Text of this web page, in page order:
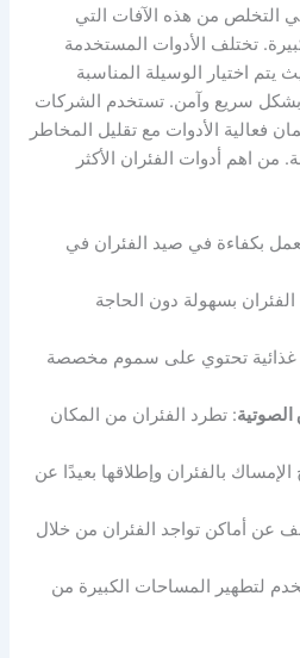
التخلص من هذه الآفات التي
تختلف الأدوات المستخدمة
يتم اختيار الوسيلة المناسبة
بشكل سريع وآمن. تستخدم الشركات
فعالية الأدوات مع تقليل المخاطر
من اهم أدوات الفئران الأكثر
بكفاءة في صيد الفئران في
بسهولة دون الحاجة
غذائية تحتوي على سموم مخصصة
: تطرد الفئران من المكان
الإمساك بالفئران وإطلاقها بعيدًا عن
عن أماكن تواجد الفئران من خلال
لتطهير المساحات الكبيرة من